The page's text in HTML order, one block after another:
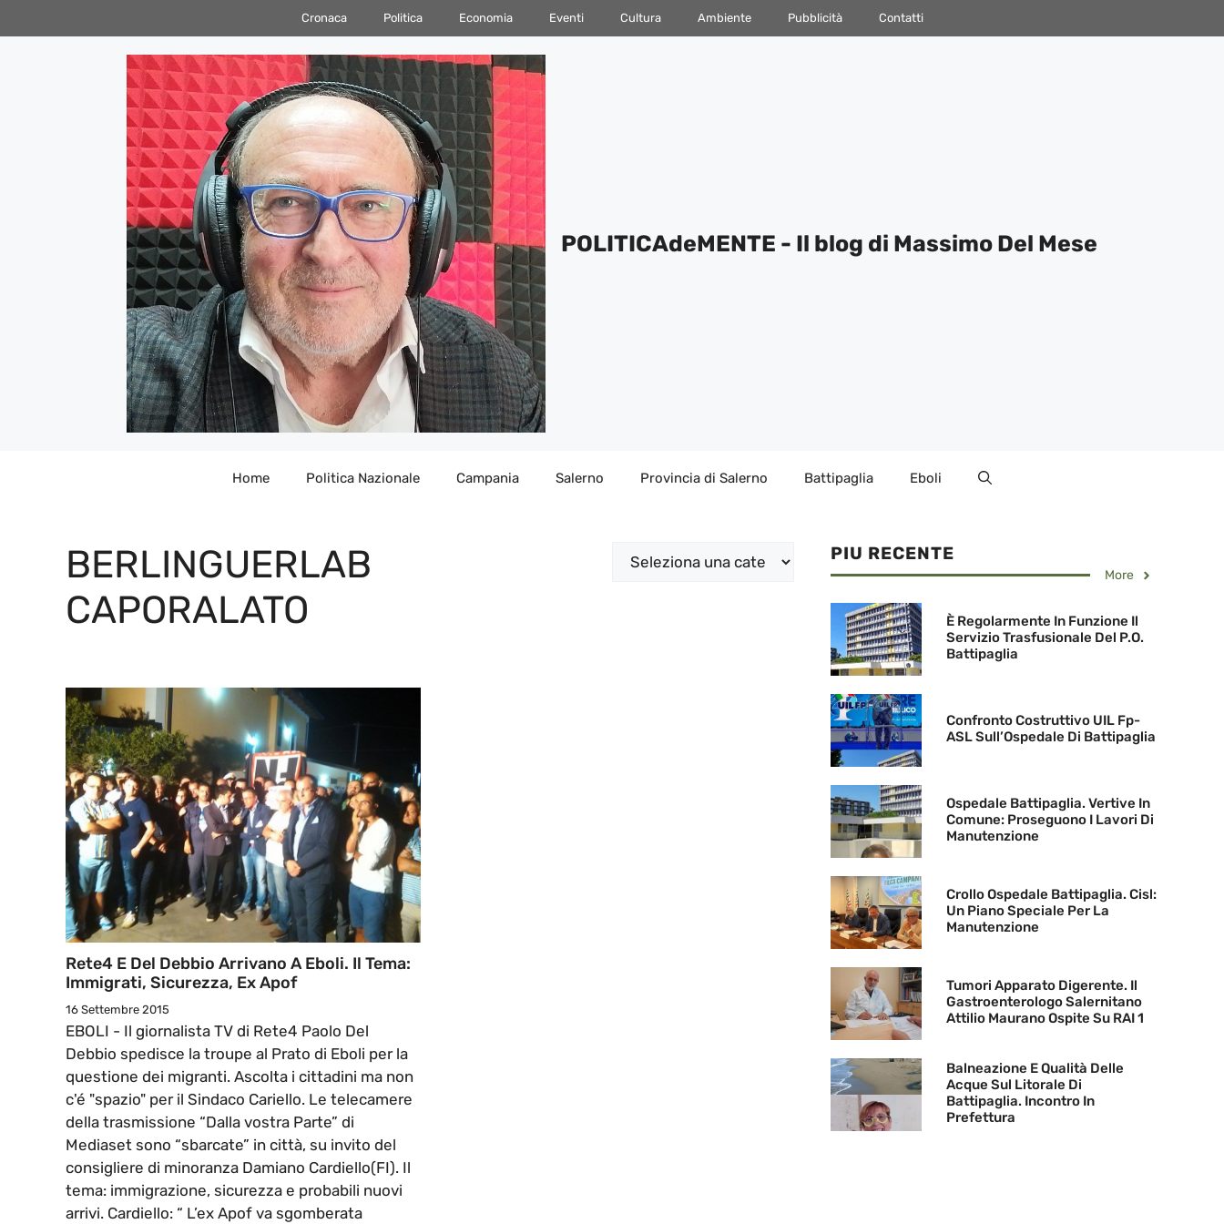
al
Cronaca Politica Economia Eventi Cultura Ambiente Pubblicità Contatti
POLITICAdeMENTE - Il blog di Massimo Del Mese
Home Politica Nazionale Campania Salerno Provincia di Salerno Battipaglia Eboli
BERLINGUERLAB
CAPORALATO
Categorie
Rete4 E Del Debbio Arrivano A Eboli. Il Tema:
Immigrati, Sicurezza, Ex Apof
16 Settembre 2015
EBOLI - Il giornalista TV di Rete4 Paolo Del
Debbio spedisce la troupe al Prato di Eboli per la
questione dei migranti. Ascolta i cittadini ma non
c'é "spazio" per il Sindaco Cariello. Le telecamere
della trasmissione “Dalla vostra Parte” di
Mediaset sono “sbarcate” in città, su invito del
consigliere di minoranza Damiano Cardiello(FI). Il
tema: immigrazione, sicurezza e probabili nuovi
arrivi. Cardiello: “ L’ex Apof va sgomberata
PIU RECENTE
More
È Regolarmente In Funzione Il
Servizio Trasfusionale Del P.O.
Battipaglia
Confronto Costruttivo UIL Fp-
ASL Sull’Ospedale Di Battipaglia
Ospedale Battipaglia. Vertive In
Comune: Proseguono I Lavori Di
Manutenzione
Crollo Ospedale Battipaglia. Cisl:
Un Piano Speciale Per La
Manutenzione
Tumori Apparato Digerente. Il
Gastroenterologo Salernitano
Attilio Maurano Ospite Su RAI 1
Balneazione E Qualità Delle
Acque Sul Litorale Di
Battipaglia. Incontro In
Prefettura